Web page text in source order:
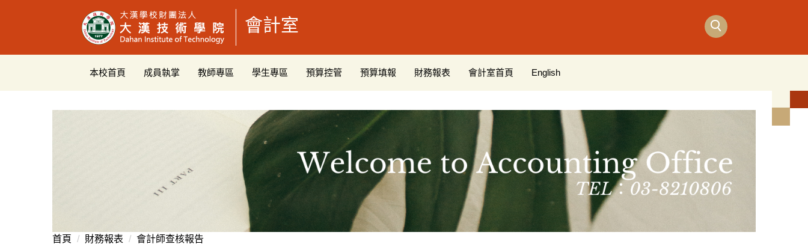
要
會計室
本校首頁 成員執掌 教師專區 學生專區 預算控管 預算填報 財務報表 會計室首頁 English
首頁 財務報表 會計師查核報告